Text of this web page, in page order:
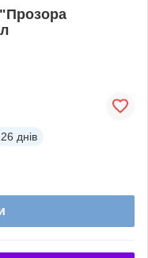
26 днів